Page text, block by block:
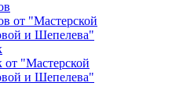
от "Мастерской
и Шепелева"
от "Мастерской
и Шепелева"